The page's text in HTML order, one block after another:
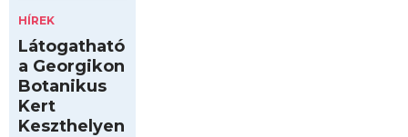
HÍREK
Látogatható
a Georgikon
Botanikus
Kert
Keszthelyen